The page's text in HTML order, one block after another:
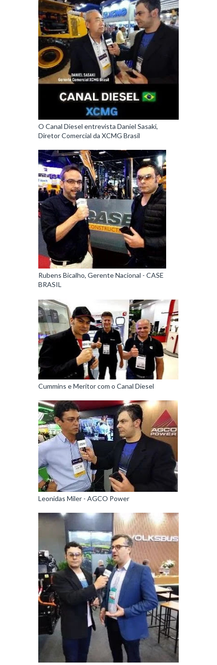
O Canal Diesel entrevista Daniel Sasaki,
Diretor Comercial da XCMG Brasil
Rubens Bicalho, Gerente Nacional - CASE
BRASIL
Cummins e Meritor com o Canal Diesel
Leonidas Miler - AGCO Power